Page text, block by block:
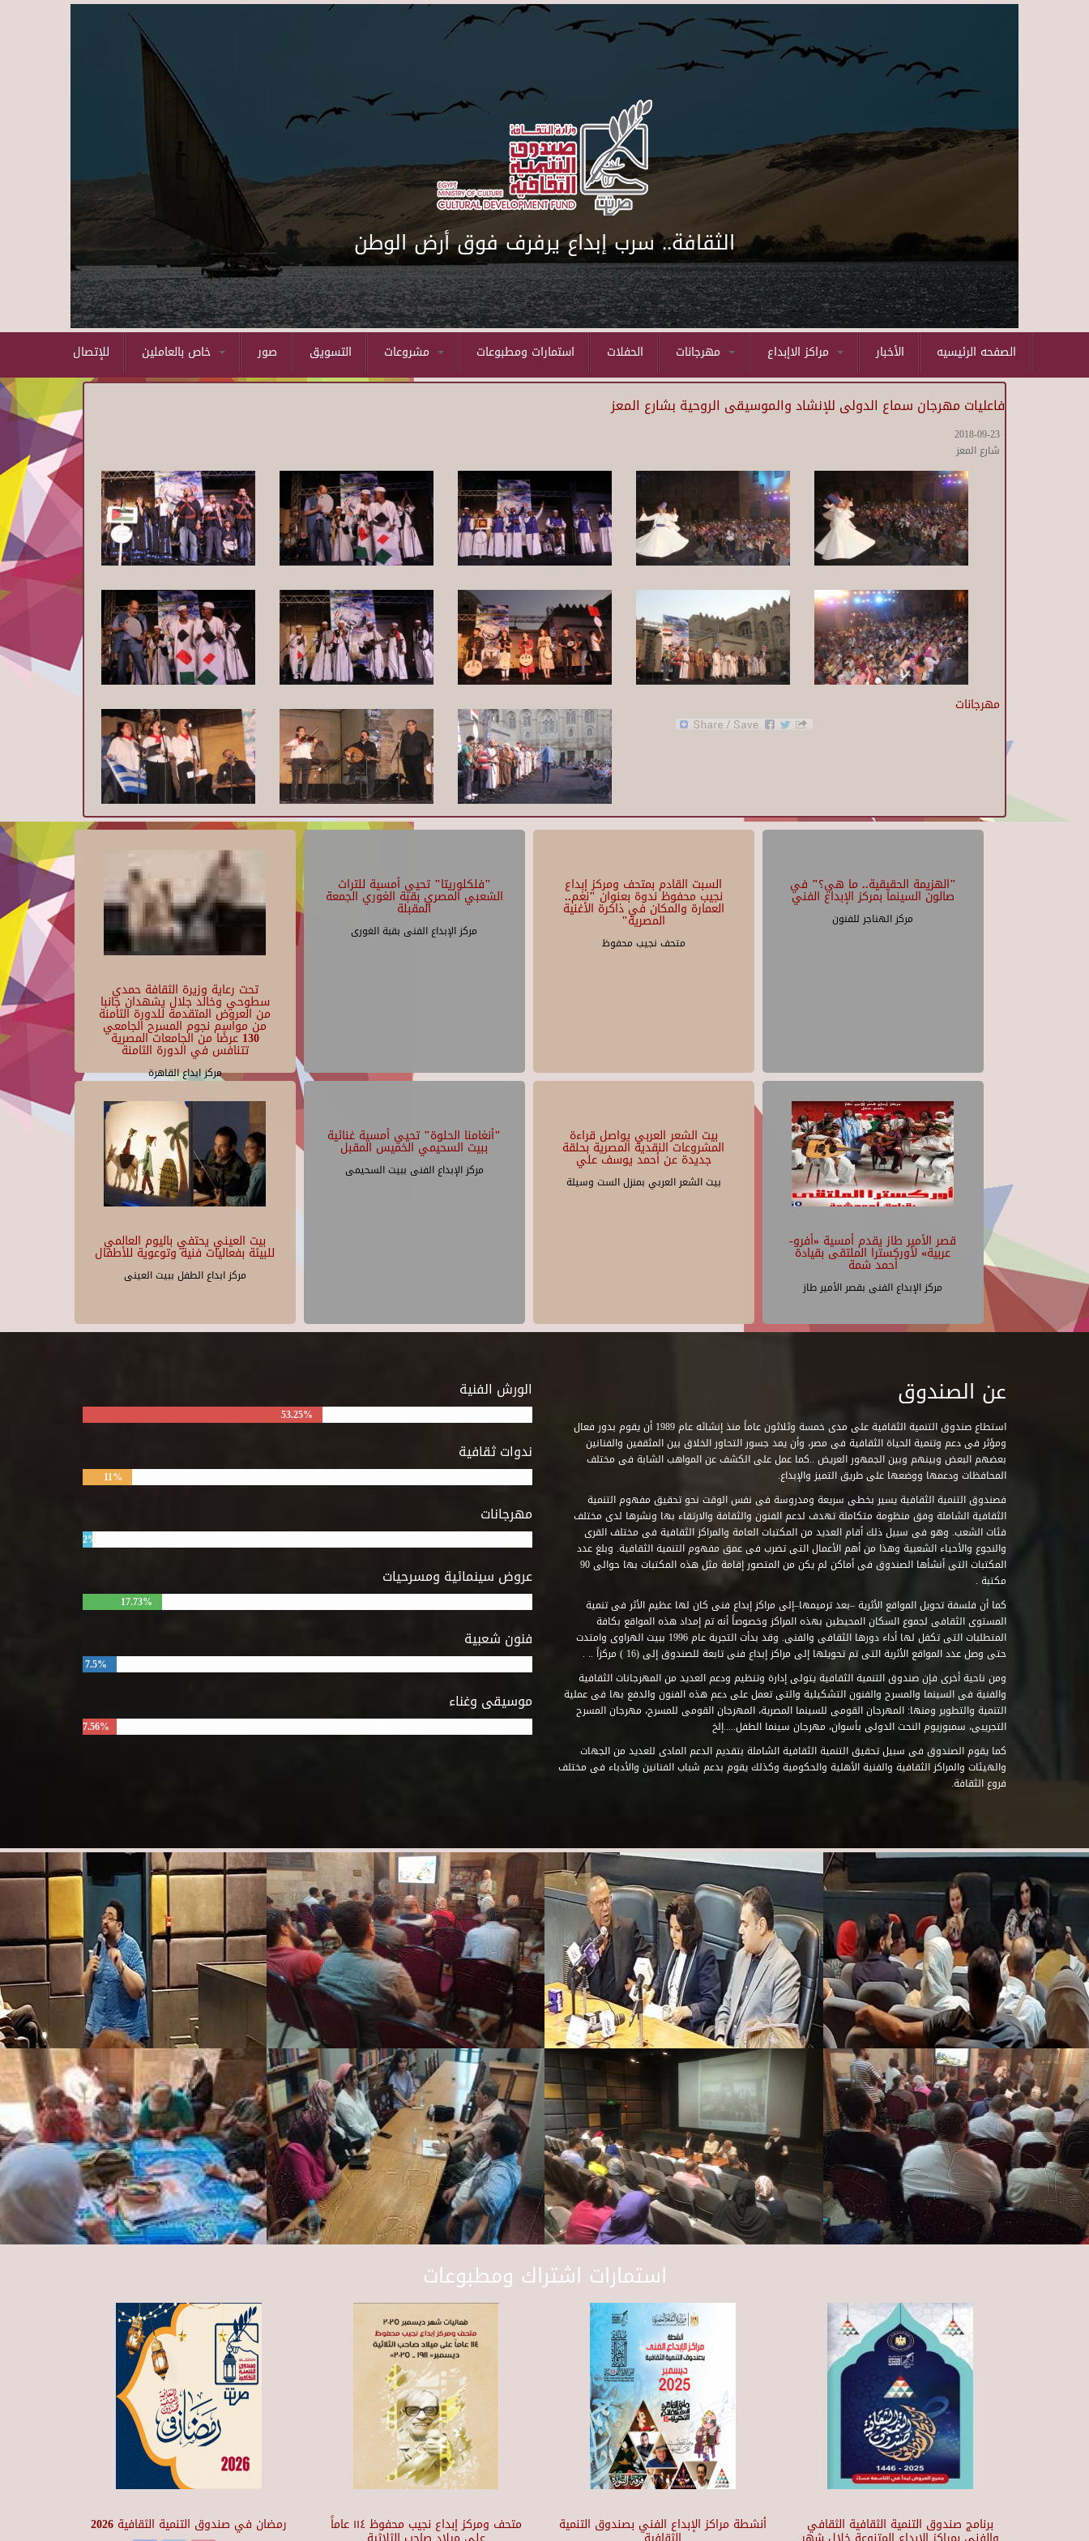
Skip to main content
الثقافة.. سرب إبداع يرفرف فوق أرض الوطن
للإتصال صور التسويق استمارات ومطبوعات الحفلات الأخبار الصفحه الرئيسيه
فاعليات مهرجان سماع الدولى للإنشاد والموسيقى الروحية بشارع المعز
2018-09-23
شارع المعز
مهرجانات
تحت رعاية وزيرة الثقافة حمدي
سطوحي وخالد جلال يشهدان جانبا
من العروض المتقدمة للدورة الثامنة
من مواسم نجوم المسرح الجامعي
130 عرضًا من الجامعات المصرية
تتنافس في الدورة الثامنة
مركز ابداع القاهرة
"فلكلوريتا" تحيي أمسية للتراث
الشعبي المصري بقبة الغوري الجمعة
المقبلة
مركز الإبداع الفنى بقبة الغورى
السبت القادم بمتحف ومركز إبداع
نجيب محفوظ ندوة بعنوان "نغم..
العمارة والمكان في ذاكرة الأغنية
المصرية"
متحف نجيب محفوظ
"الهزيمة الحقيقية.. ما هي؟" في
صالون السينما بمركز الإبداع الفني
مركز الهناجر للفنون
بيت العيني يحتفي باليوم العالمي
للبيئة بفعاليات فنية وتوعوية للأطفال
مركز ابداع الطفل ببيت العينى
"أنغامنا الحلوة" تحيي أمسية غنائية
ببيت السحيمي الخميس المقبل
مركز الإبداع الفنى ببيت السحيمى
بيت الشعر العربي يواصل قراءة
المشروعات النقدية المصرية بحلقة
جديدة عن أحمد يوسف علي
بيت الشعر العربي بمنزل الست وسيلة
قصر الأمير طاز يقدم أمسية «أفرو-
عربية» لأوركسترا الملتقى بقيادة
أحمد شمة
مركز الإبداع الفنى بقصر الأمير طاز
الورش الفنية
53.25%
ندوات ثقافية
11%
مهرجانات
2%
عروض سينمائية ومسرحيات
17.73%
فنون شعبية
7.5%
موسيقى وغناء
7.56%
عن الصندوق
استطاع صندوق التنمية الثقافية على مدى خمسة وثلاثون عاماً منذ إنشائه عام 1989 أن يقوم بدور فعال
ومؤثر فى دعم وتنمية الحياة الثقافية فى مصر، وأن يمد جسور التحاور الخلاق بين المثقفين والفنانين
بعضهم البعض وبينهم وبين الجمهور العريض ..كما عمل على الكشف عن المواهب الشابة فى مختلف
المحافظات ودعمها ووضعها على طريق التميز والإبداع.
فصندوق التنمية الثقافية يسير بخطى سريعة ومدروسة فى نفس الوقت نحو تحقيق مفهوم التنمية
الثقافية الشاملة وفق منظومة متكاملة تهدف لدعم الفنون والثقافة والارتقاء بها ونشرها لدى مختلف
فئات الشعب. وهو فى سبيل ذلك أقام العديد من المكتبات العامة والمراكز الثقافية فى مختلف القرى
والنجوع والأحياء الشعبية وهذا من أهم الأعمال التى تضرب فى عمق مفهوم التنمية الثقافية. وبلغ عدد
المكتبات التى أنشأها الصندوق فى أماكن لم يكن من المتصور إقامة مثل هذه المكتبات بها حوالى 90
مكتبة .
كما أن فلسفة تحويل المواقع الأثرية –بعد ترميمها–إلى مراكز إبداع فنى كان لها عظيم الأثر فى تنمية
المستوى الثقافى لجموع السكان المحيطين بهذه المراكز وخصوصاً أنه تم إمداد هذه المواقع بكافة
المتطلبات التى تكفل لها أداء دورها الثقافى والفنى. وقد بدأت التجربة عام 1996 ببيت الهراوى وامتدت
حتى وصل عدد المواقع الأثرية التى تم تحويلها إلى مراكز إبداع فنى تابعة للصندوق إلى (16 ) مركزاً .. .
ومن ناحية أخرى فإن صندوق التنمية الثقافية يتولى إدارة وتنظيم ودعم العديد من المهرجانات الثقافية
والفنية فى السينما والمسرح والفنون التشكيلية والتى تعمل على دعم هذه الفنون والدفع بها فى عملية
التنمية والتطوير ومنها: المهرجان القومى للسينما المصرية، المهرجان القومى للمسرح، مهرجان المسرح
التجريبى، سمبوزيوم النحت الدولى بأسوان، مهرجان سينما الطفل.....إلخ
كما يقوم الصندوق فى سبيل تحقيق التنمية الثقافية الشاملة بتقديم الدعم المادى للعديد من الجهات
والهيئات والمراكز الثقافية والفنية الأهلية والحكومية وكذلك يقوم بدعم شباب الفنانين والأدباء فى مختلف
فروع الثقافة.
استمارات اشتراك ومطبوعات
رمضان في صندوق التنمية الثقافية 2026
متحف ومركز إبداع نجيب محفوظ ١١٤ عاماً أنشطة مراكز الإبداع الفني بصندوق التنمية برنامج صندوق التنمية الثقافية الثقافي